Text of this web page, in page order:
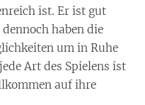
ist. Er ist gut
haben die
um in Ruhe
Art des Spielens ist
auf ihre